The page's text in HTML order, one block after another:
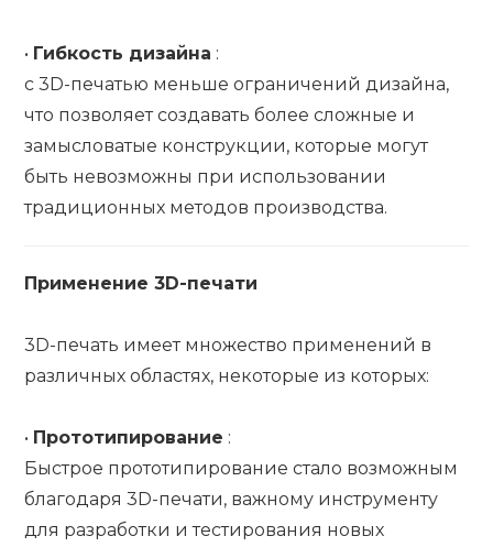
• Гибкость дизайна :
с 3D-печатью меньше ограничений дизайна,
что позволяет создавать более сложные и
замысловатые конструкции, которые могут
быть невозможны при использовании
традиционных методов производства.
Применение 3D-печати
3D-печать имеет множество применений в
различных областях, некоторые из которых:
• Прототипирование :
Быстрое прототипирование стало возможным
благодаря 3D-печати, важному инструменту
для разработки и тестирования новых